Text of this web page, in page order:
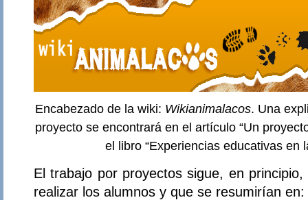
Encabezado de la wiki: Wikianimalacos. Una
proyecto se encontrará en el artículo “Un
el libro “Experiencias educativas en
El trabajo por proyectos sigue, en
realizar los alumnos y que se resumirían en: